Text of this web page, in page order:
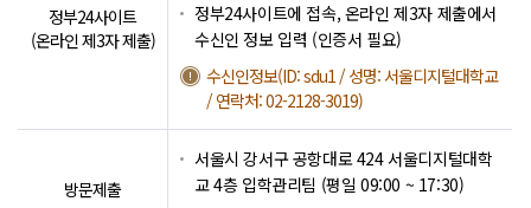
정부24사이트
(온라인 제3자 제출)
정부24사이트에 접속, 온라인 제3자 제출에서
수신인 정보 입력 (인증서 필요)
수신인정보(ID: sdu1 / 성명: 서울디지털대학교
/ 연락처: 02-2128-3019)
방문제출
서울시 강서구 공항대로 424 서울디지털대학
교 4층 입학관리팀 (평일 09:00 ~ 17:30)